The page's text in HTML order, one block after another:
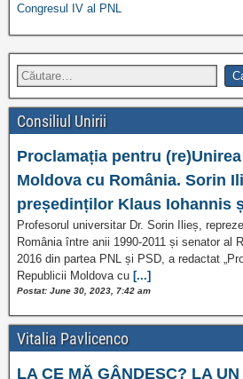
Congresul IV al PNL
Consiliul Unirii
Proclamația pentru
Moldova cu România. Sorin
președinților Klaus Iohannis
Profesorul universitar Dr. Sorin Ilieș,
România între anii 1990-2011 și senator al
2016 din partea PNL și PSD, a redactat
Republicii Moldova cu [...]
Postat: June 30, 2023, 7:42 am
Vitalia Pavlicenco
LA CE MĂ GÂNDESC? LA